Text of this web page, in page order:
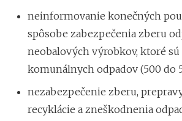
neinformovanie konečných
spôsobe zabezpečenia zberu
neobalových výrobkov, ktoré sú
komunálnych odpadov (500 do
nezabezpečenie zberu,
recyklácie a zneškodnenia